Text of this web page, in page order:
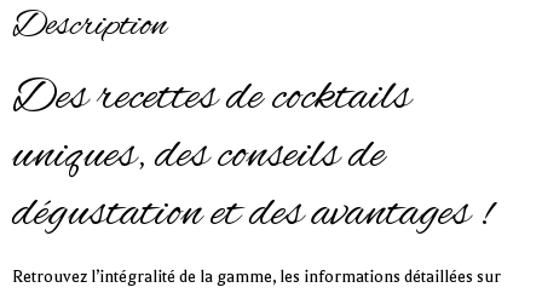
Description
Des recettes de cocktails
uniques, des conseils de
dégustation et des avantages !
Retrouvez l’intégralité de la gamme, les informations détaillées sur